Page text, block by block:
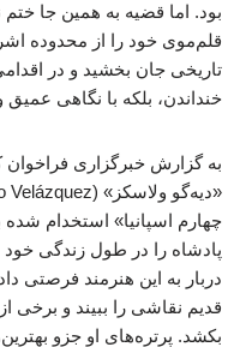
بود. اما قضیه به همین جا
قلم‌موی خود را از محدوده
تاریخی جان بخشید و در
خنداندن، بلکه با نگاهی
به گزارش خبرگزاری فراخوان
پادشاه را در طول زندگی
دربار به این هنرمند فرصتی
قدیم نقاشی را ببیند و برخی
بکشد. پرتره‌های او جزو